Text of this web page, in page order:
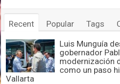
Recent Popular Tags
Luis Munguía
gobernador
modernización
como un paso
Vallarta